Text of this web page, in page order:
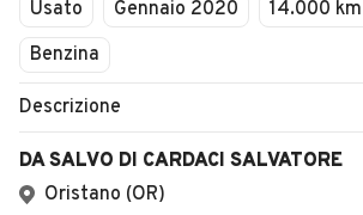
Usato Gennaio 2020 14.000 km
Benzina
Descrizione
DA SALVO DI CARDACI SALVATORE
Oristano (OR)